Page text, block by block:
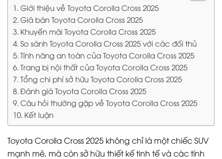
Giới thiệu về Toyota Corolla Cross 2025
Giá bán Toyota Corolla Cross 2025
Khuyến mãi Toyota Corolla Cross 2025
So sánh Toyota Corolla Cross 2025 với các đối thủ
Tính năng an toàn của Toyota Corolla Cross 2025
Trang bị nội thất của Toyota Corolla Cross 2025
Tổng chi phí sở hữu Toyota Corolla Cross 2025
Đánh giá Toyota Corolla Cross 2025
Câu hỏi thường gặp về Toyota Corolla Cross 2025
Kết luận
Toyota Corolla Cross 2025 không chỉ là một chiếc SUV
mạnh mẽ, mà còn sở hữu thiết kế tinh tế và các tính